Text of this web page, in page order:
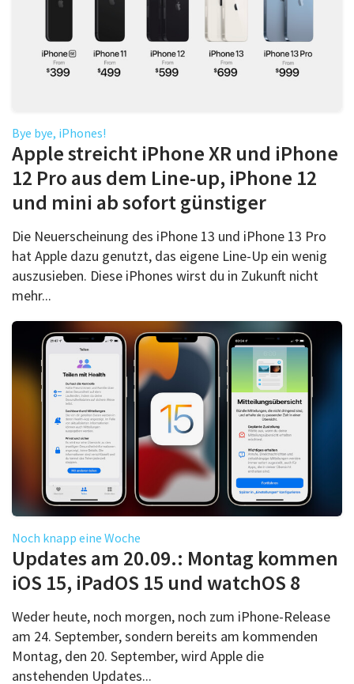
Bye bye, iPhones!
Apple streicht iPhone XR und iPhone
12 Pro aus dem Line-up, iPhone 12
und mini ab sofort günstiger
Die Neuerscheinung des iPhone 13 und iPhone 13 Pro
hat Apple dazu genutzt, das eigene Line-Up ein wenig
auszusieben. Diese iPhones wirst du in Zukunft nicht
mehr...
Noch knapp eine Woche
Updates am 20.09.: Montag kommen
iOS 15, iPadOS 15 und watchOS 8
Weder heute, noch morgen, noch zum iPhone-Release
am 24. September, sondern bereits am kommenden
Montag, den 20. September, wird Apple die
anstehenden Updates...